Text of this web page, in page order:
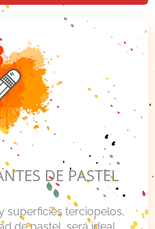
DE PASTEL
superficies terciopelos,
de pastel, será ideal